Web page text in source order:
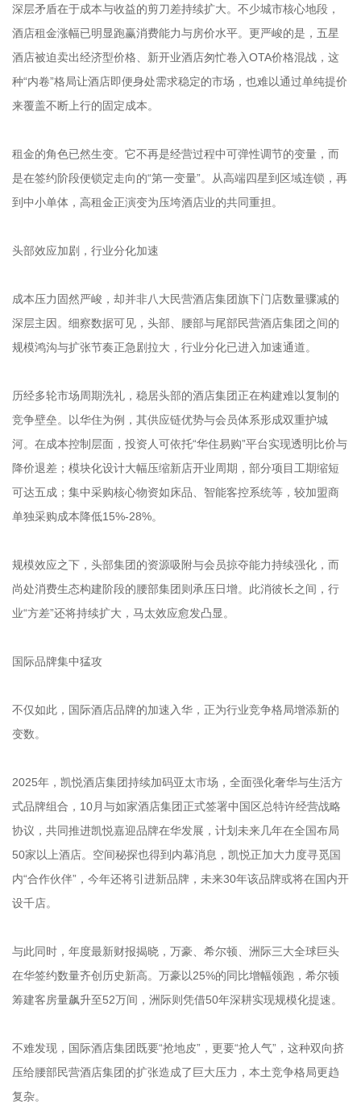
深层矛盾在于成本与收益的剪刀差持续扩大。不少城市核心地段，
酒店租金涨幅已明显跑赢消费能力与房价水平。更严峻的是，五星
酒店被迫卖出经济型价格、新开业酒店匆忙卷入OTA价格混战，这
种“内卷”格局让酒店即便身处需求稳定的市场，也难以通过单纯提价
来覆盖不断上行的固定成本。
租金的角色已然生变。它不再是经营过程中可弹性调节的变量，而
是在签约阶段便锁定走向的“第一变量”。从高端四星到区域连锁，再
到中小单体，高租金正演变为压垮酒店业的共同重担。
头部效应加剧，行业分化加速
成本压力固然严峻，却并非八大民营酒店集团旗下门店数量骤减的
深层主因。细察数据可见，头部、腰部与尾部民营酒店集团之间的
规模鸿沟与扩张节奏正急剧拉大，行业分化已进入加速通道。
历经多轮市场周期洗礼，稳居头部的酒店集团正在构建难以复制的
竞争壁垒。以华住为例，其供应链优势与会员体系形成双重护城
河。在成本控制层面，投资人可依托“华住易购”平台实现透明比价与
降价退差；模块化设计大幅压缩新店开业周期，部分项目工期缩短
可达五成；集中采购核心物资如床品、智能客控系统等，较加盟商
单独采购成本降低15%-28%。
规模效应之下，头部集团的资源吸附与会员掠夺能力持续强化，而
尚处消费生态构建阶段的腰部集团则承压日增。此消彼长之间，行
业“方差”还将持续扩大，马太效应愈发凸显。
国际品牌集中猛攻
不仅如此，国际酒店品牌的加速入华，正为行业竞争格局增添新的
变数。
2025年，凯悦酒店集团持续加码亚太市场，全面强化奢华与生活方
式品牌组合，10月与如家酒店集团正式签署中国区总特许经营战略
协议，共同推进凯悦嘉迎品牌在华发展，计划未来几年在全国布局
50家以上酒店。空间秘探也得到内幕消息，凯悦正加大力度寻觅国
内“合作伙伴”，今年还将引进新品牌，未来30年该品牌或将在国内开
设千店。
与此同时，年度最新财报揭晓，万豪、希尔顿、洲际三大全球巨头
在华签约数量齐创历史新高。万豪以25%的同比增幅领跑，希尔顿
筹建客房量飙升至52万间，洲际则凭借50年深耕实现规模化提速。
不难发现，国际酒店集团既要“抢地皮”，更要“抢人气”，这种双向挤
压给腰部民营酒店集团的扩张造成了巨大压力，本土竞争格局更趋
复杂。